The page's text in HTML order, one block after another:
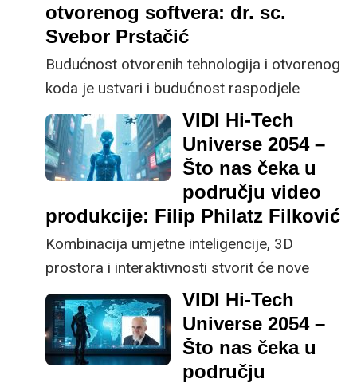
otvorenog softvera: dr. sc.
Svebor Prstačić
Budućnost otvorenih tehnologija i otvorenog
koda je ustvari i budućnost raspodjele
znanja. Ako umjesto komponenti otvorenog
koda u potpunosti prepustimo povjerenje
umjetnoj inteligenciji, naše razumijevanje i
znanje će biti sve manje, upozorava dr. sc.
Svebor Prstačić, voditelj Centra
informacijske potpore na Fakultetu
elektrotehnike i računarstva Sveučilišta u
Zagrebu.
VIDI Hi-Tech
Universe 2054 –
Što nas čeka u
području video
produkcije: Filip Philatz Filković
Kombinacija umjetne inteligencije, 3D
prostora i interaktivnosti stvorit će nove
oblike narativa, gdje će publika ne samo
pasivno gledati, već sudjelovati u kreiranju
sadržaja, predviđa redatelj Filip 'Philatz'
Filković.
VIDI Hi-Tech
Universe 2054 –
Što nas čeka u
području